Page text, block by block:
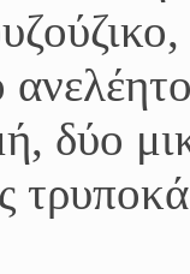
δύο